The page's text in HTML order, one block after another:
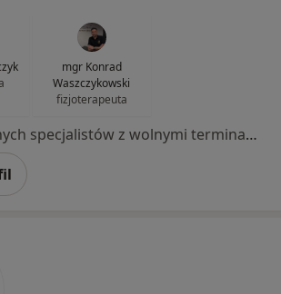
mgr Konrad
Waszczykowski
fizjoterapeuta
Brak dostępnych specjalistów z wolnymi terminami w tym centrum medycznym.